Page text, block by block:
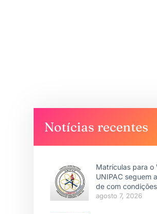
Notícias recentes
Matrículas para o
UNIPAC seguem
de com
agosto 7, 2026